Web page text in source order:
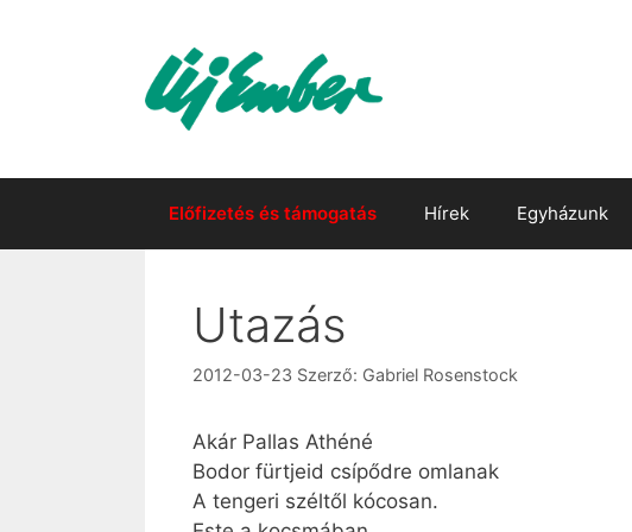
Előfizetés és támogatás Hírek Egyházunk
Utazás
2012-03-23 Szerző: Gabriel Rosenstock
Akár Pallas Athéné
Bodor fürtjeid csípődre omlanak
A tengeri széltől kócosan.